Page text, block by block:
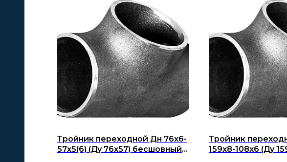
Тройник переходной Дн 76х6-
57х5(6) (Ду 76х57) бесшовный
Тройник
159х8-108х6 (Ду